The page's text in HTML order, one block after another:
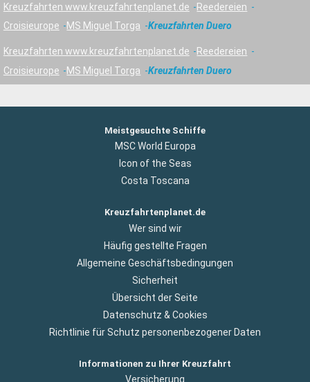
Kreuzfahrten www.kreuzfahrtenplanet.de
Reedereien
Croisieurope
MS Miguel Torga Kreuzfahrten Duero
Kreuzfahrten www.kreuzfahrtenplanet.de
Reedereien
Croisieurope
MS Miguel Torga Kreuzfahrten Duero
Meistgesuchte Schiffe
MSC World Europa
Icon of the Seas
Costa Toscana
Kreuzfahrtenplanet.de
Wer sind wir
Häufig gestellte Fragen
Allgemeine Geschäftsbedingungen
Sicherheit
Übersicht der Seite
Datenschutz & Cookies
Richtlinie für Schutz personenbezogener Daten
Informationen zu Ihrer Kreuzfahrt
Versicherung